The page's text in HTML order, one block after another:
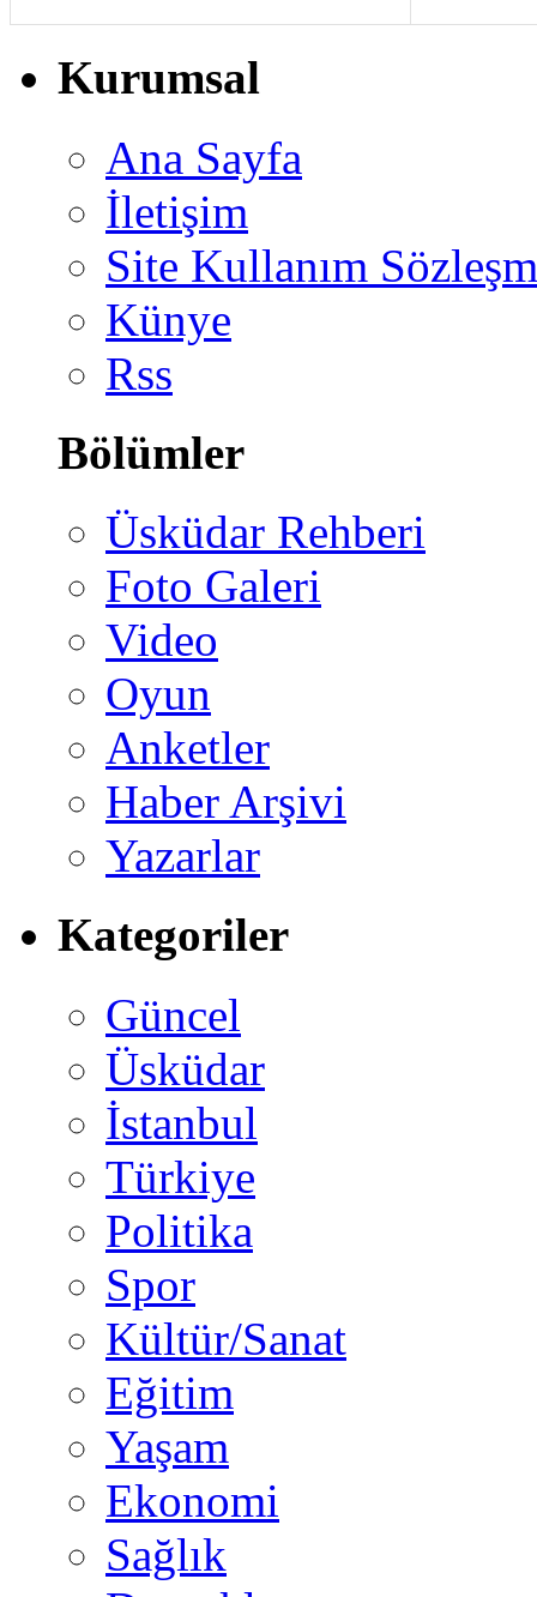
Kurumsal
Ana Sayfa
İletişim
Site Kullanım
Künye
Rss
Bölümler
Üsküdar Rehberi
Foto Galeri
Video
Oyun
Anketler
Haber Arşivi
Yazarlar
Kategoriler
Güncel
Üsküdar
İstanbul
Türkiye
Politika
Spor
Kültür/Sanat
Eğitim
Yaşam
Ekonomi
Sağlık